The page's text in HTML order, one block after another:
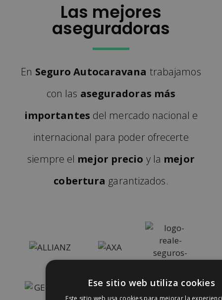
Las mejores
aseguradoras
En Seguro Autocaravana trabajamos
con las aseguradoras más
importantes del mercado nacional e
internacional para poder ofrecerte
siempre el mejor precio y la mejor
cobertura garantizados.
Ese sitio web utiliza cookies
Este sitio web usa cookies para mejorar la